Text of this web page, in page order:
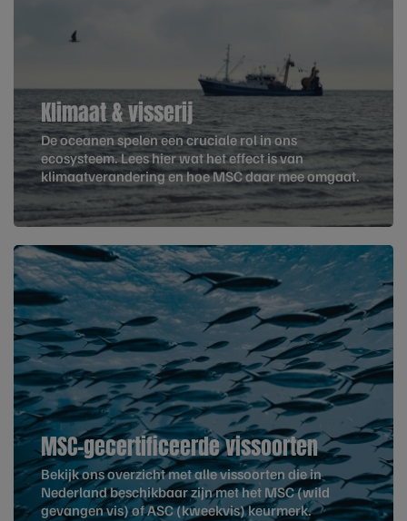
Klimaat & visserij
De oceanen spelen een cruciale rol in ons
ecosysteem. Lees hier wat het effect is van
klimaatverandering en hoe MSC daar mee omgaat.
MSC-gecertificeerde vissoorten
Bekijk ons overzicht met alle vissoorten die in
Nederland beschikbaar zijn met het MSC (wild
gevangen vis) of ASC (kweekvis) keurmerk.